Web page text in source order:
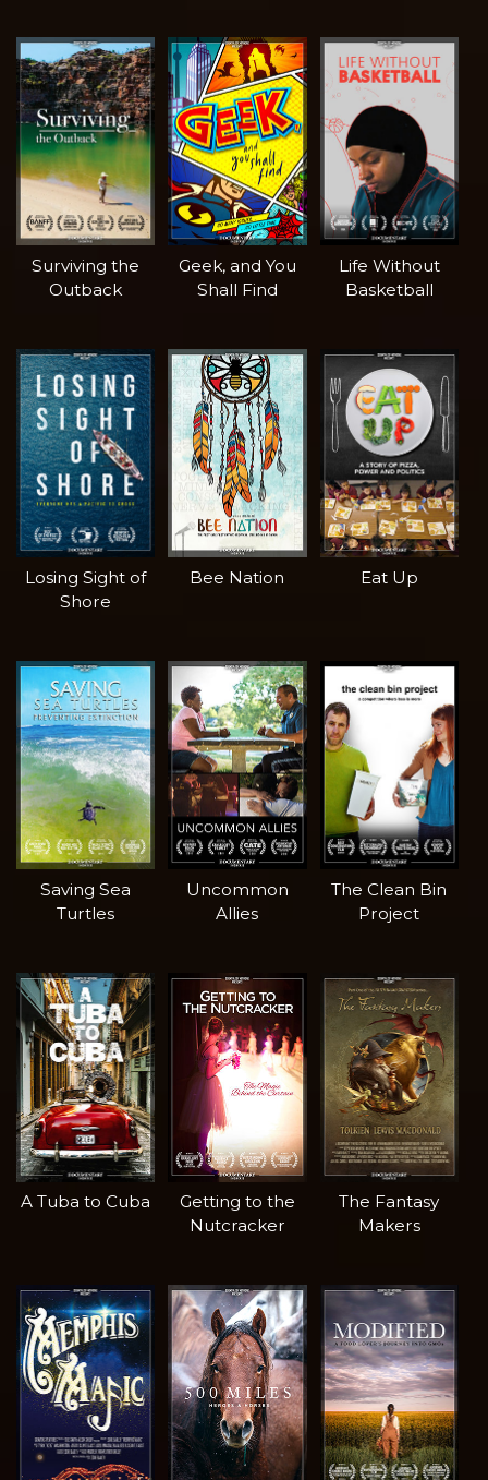
Surviving the
Outback
Geek, and You
Shall Find
Life Without
Basketball
Losing Sight of
Shore
Bee Nation Eat Up
Saving Sea
Turtles
Uncommon
Allies
The Clean Bin
Project
A Tuba to Cuba
Getting to the
Nutcracker
The Fantasy
Makers